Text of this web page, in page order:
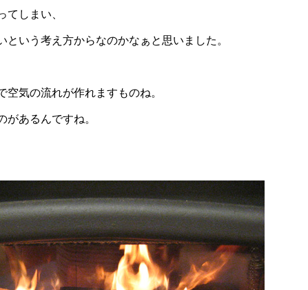
てしまい、
という考え方からなのかなぁと思いました。
空気の流れが作れますものね。
があるんですね。